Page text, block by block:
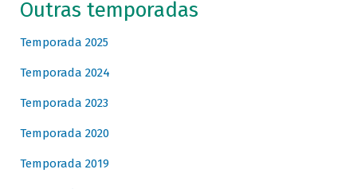
Outras temporadas
Temporada 2025
Temporada 2024
Temporada 2023
Temporada 2020
Temporada 2019